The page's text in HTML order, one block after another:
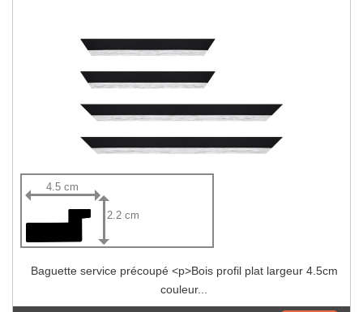
4.5 cm
2.2 cm
Baguette service précoupé <p>Bois profil plat largeur 4.5cm
couleur...